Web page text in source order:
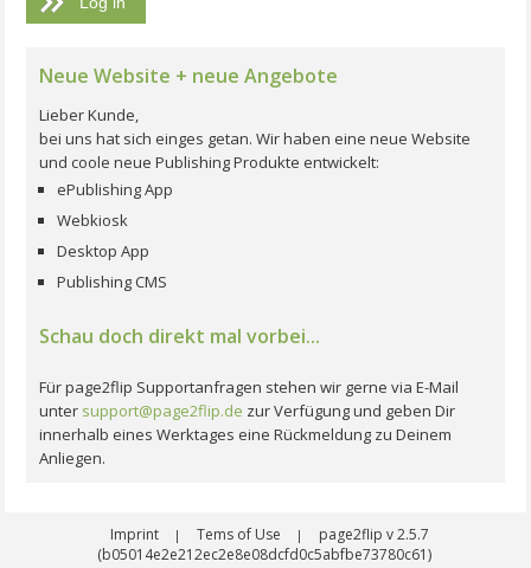
Neue Website + neue Angebote
Lieber Kunde,
bei uns hat sich einges getan. Wir haben eine neue Website
und coole neue Publishing Produkte entwickelt:
ePublishing App
Webkiosk
Desktop App
Publishing CMS
Schau doch direkt mal vorbei...
Für page2flip Supportanfragen stehen wir gerne via E-Mail
unter support@page2flip.de zur Verfügung und geben Dir
innerhalb eines Werktages eine Rückmeldung zu Deinem
Anliegen.
Imprint | Tems of Use |
page2flip v 2.5.7
(b05014e2e212ec2e8e08dcfd0c5abfbe73780c61)